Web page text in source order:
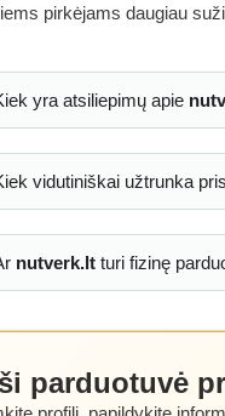
pirkėjams daugiau
yra atsiliepimų apie
vidutiniškai užtrunka
nutverk.ltturi fizinę
parduotuvė